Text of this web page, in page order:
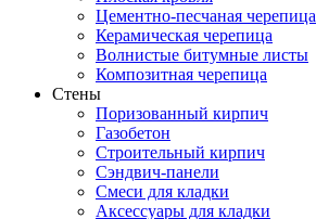
Цементно-песчаная черепица
Керамическая черепица
Волнистые битумные листы
Композитная черепица
Стены
Поризованный кирпич
Газобетон
Строительный кирпич
Сэндвич-панели
Смеси для кладки
Аксессуары для кладки